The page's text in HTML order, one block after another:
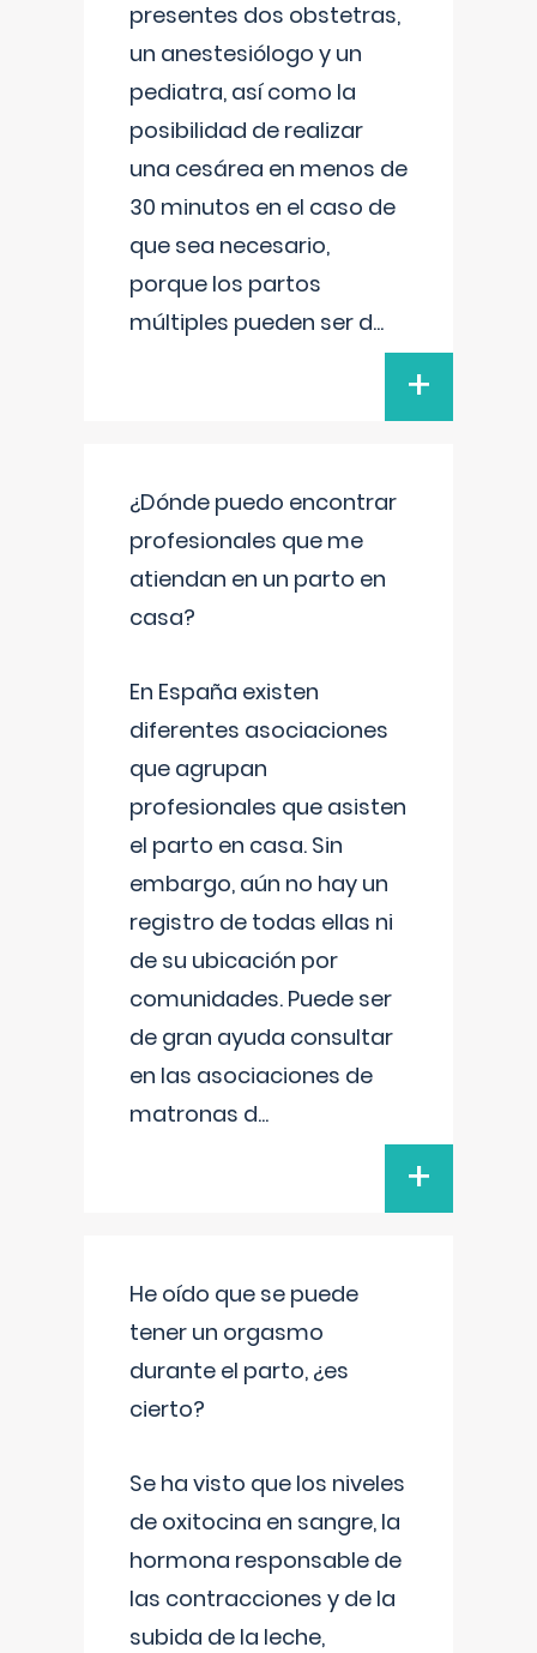
presentes dos obstetras,
un anestesiólogo y un
pediatra, así como la
posibilidad de realizar
una cesárea en menos de
30 minutos en el caso de
que sea necesario,
porque los partos
múltiples pueden ser d...
+
¿Dónde puedo encontrar
profesionales que me
atiendan en un parto en
casa?
En España existen
diferentes asociaciones
que agrupan
profesionales que asisten
el parto en casa. Sin
embargo, aún no hay un
registro de todas ellas ni
de su ubicación por
comunidades. Puede ser
de gran ayuda consultar
en las asociaciones de
matronas d...
+
He oído que se puede
tener un orgasmo
durante el parto, ¿es
cierto?
Se ha visto que los niveles
de oxitocina en sangre, la
hormona responsable de
las contracciones y de la
subida de la leche,